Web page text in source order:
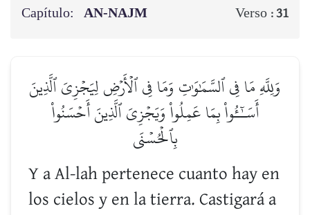
Capítulo: AN-NAJM Verso :31
وَلِلَّهِ مَا فِي ٱلسَّمَٰوَٰتِ وَمَا فِي ٱلۡأَرۡضِ لِيَجۡزِيَ ٱلَّذِينَ
أَسَـٰٓـُٔواْ بِمَا عَمِلُواْ وَيَجۡزِيَ ٱلَّذِينَ أَحۡسَنُواْ
بِٱلۡحُسۡنَى
Y a Al-lah pertenece cuanto hay en
los cielos y en la tierra. Castigará a